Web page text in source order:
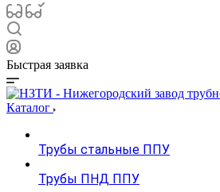
Быстрая заявка
Каталог
Трубы стальные ППУ
Трубы ПНД ППУ